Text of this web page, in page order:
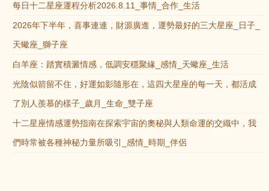
每日十二星座運程分析2026.8.11_事情_合作_生活
2026年下半年，喜事連連，財源廣進，運勢最好的三大星座_日子_
天蠍座_獅子座
白羊座：踏實積澱情感，低調安穩聚緣_感情_天蠍座_生活
光陰似箭留不住，好運如影隨形在，這四大星座的每一天，都活成
了別人羨慕的樣子_歲月_生命_雙子座
十二星座情感運勢指南在探索宇宙的奧秘與人類命運的交織中，我
們時常被各種神秘力量所吸引_感情_時期_伴侶